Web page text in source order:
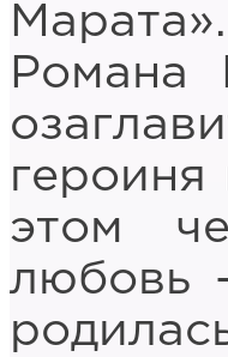
Романа
героиня
этом
любовь